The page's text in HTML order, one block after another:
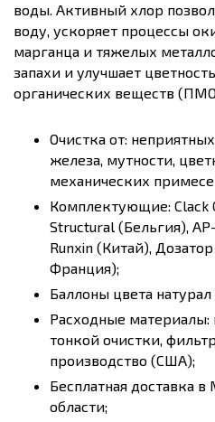
воды. Активный хлор
воду, ускоряет процессы
марганца и тяжелых
запахи и улучшает
органических веществ
Очистка от:
железа, мутности,
механических
Комплектующие: Clack
Structural (Бельгия),
Runxin (Китай),
Франция);
Баллоны цвета
Расходные
тонкой очистки,
производство (США);
Бесплатная доставка
области;